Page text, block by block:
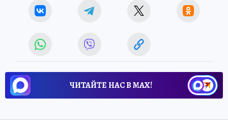
ЧИТАЙТЕ НАС В МАХ!